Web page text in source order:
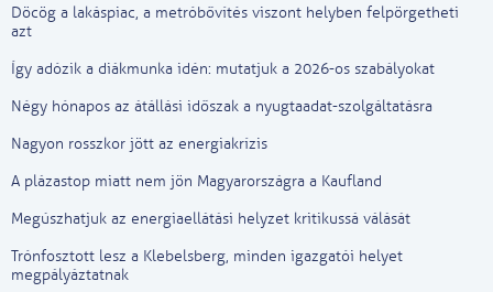
Döcög a lakáspiac, a metróbővítés viszont helyben felpörgetheti
azt
Így adózik a diákmunka idén: mutatjuk a 2026-os szabályokat
Négy hónapos az átállási időszak a nyugtaadat-szolgáltatásra
Nagyon rosszkor jött az energiakrízis
A plázastop miatt nem jön Magyarországra a Kaufland
Megúszhatjuk az energiaellátási helyzet kritikussá válását
Trónfosztott lesz a Klebelsberg, minden igazgatói helyet
megpályáztatnak